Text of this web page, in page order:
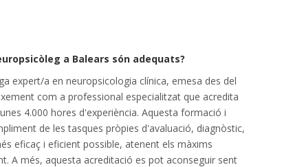
a Balears són adequats?
expert/a en neuropsicologia clínica, emesa des del
com a professional especialitzat que acredita
4.000 hores d'experiència. Aquesta formació i
de les tasques pròpies d'avaluació, diagnòstic,
eficaç i eficient possible, atenent els màxims
A més, aquesta acreditació es pot aconseguir sent